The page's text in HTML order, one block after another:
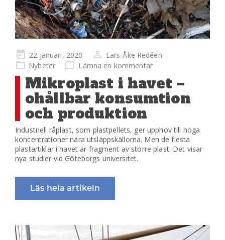
Publicerad
på
22 januari, 2020
Lars-Åke Redéen
Nyheter
Lämna en kommentar
Mikroplast i havet –
ohållbar konsumtion
och produktion
Industriell råplast, som plastpellets, ger upphov till höga
koncentrationer nära utsläppskällorna. Men de flesta
plastartiklar i havet är fragment av större plast. Det visar
nya studier vid Göteborgs universitet.
Läs hela artikeln